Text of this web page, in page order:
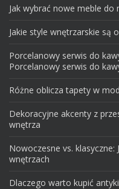
Jak wybrać nowe meble do
Jakie style wnętrzarskie są
Porcelanowy serwis do
Porcelanowy serwis do
Różne oblicza tapety w
Dekoracyjne akcenty z
wnętrza
Nowoczesne vs. klasyczne:
wnętrzach
Dlaczego warto kupić